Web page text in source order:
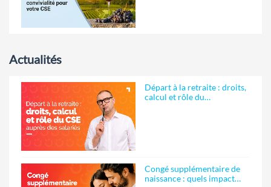
Actualités
Départ à la retraite : droits,
calcul et rôle du…
Congé supplémentaire de
naissance : quels impact…